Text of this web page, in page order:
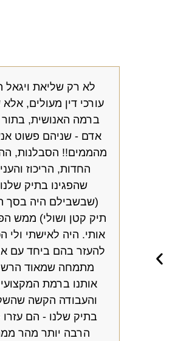
לא רק שליאת ויגאל
עורכי דין מעולים,
ברמה האנושית, בתור
אדם - שניהם פשוט
מהממים!! הסבלנות,
החדות, הריכוז
שהפגינו בתיק
(שבשבילם היה בסך
תיק קטן ושולי) ממש
אותי. היה לאישתי ולי
להעזר בהם ביחד עם
מתמחה שמאוד
אותנו ברמת
והעבודה הקשה
בתיק שלנו - הם עזרו
הרבה יותר מהר